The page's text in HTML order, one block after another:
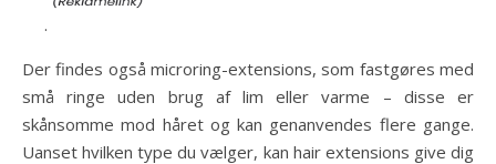
.
Der findes også microring-extensions, som fastgøres med
små ringe uden brug af lim eller varme – disse er
skånsomme mod håret og kan genanvendes flere gange.
Uanset hvilken type du vælger, kan hair extensions give dig